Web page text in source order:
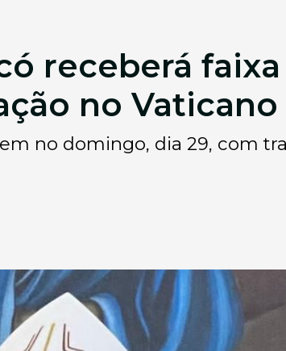
receberá
no Vaticano
no domingo, dia 29, com